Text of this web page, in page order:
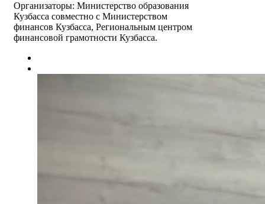
Организаторы: Министерство образования
Кузбасса совместно с Министерством
финансов Кузбасса, Региональным центром
финансовой грамотности Кузбасса.